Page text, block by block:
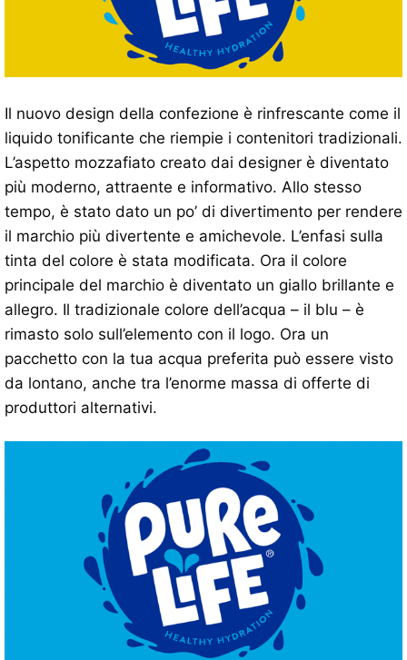
Il nuovo design della confezione è rinfrescante come il
liquido tonificante che riempie i contenitori tradizionali.
L’aspetto mozzafiato creato dai designer è diventato
più moderno, attraente e informativo. Allo stesso
tempo, è stato dato un po’ di divertimento per rendere
il marchio più divertente e amichevole. L’enfasi sulla
tinta del colore è stata modificata. Ora il colore
principale del marchio è diventato un giallo brillante e
allegro. Il tradizionale colore dell’acqua – il blu – è
rimasto solo sull’elemento con il logo. Ora un
pacchetto con la tua acqua preferita può essere visto
da lontano, anche tra l’enorme massa di offerte di
produttori alternativi.